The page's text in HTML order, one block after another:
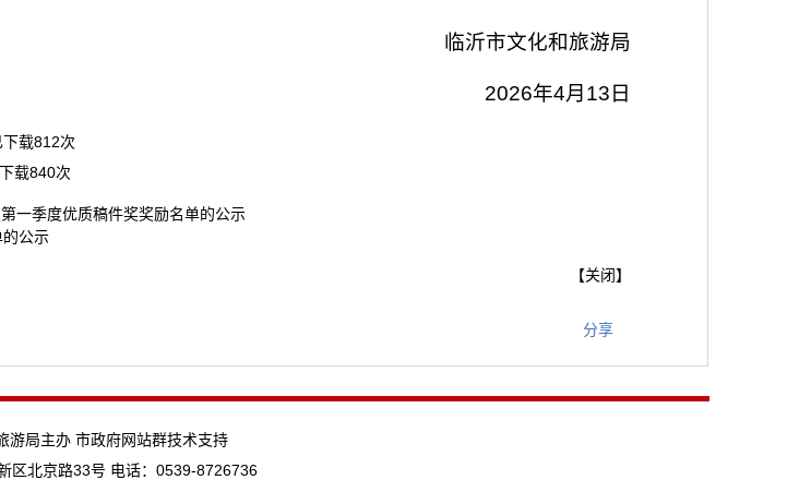
临沂市文化和旅游局
2026年4月13日
下载812次
载840次
一季度优质稿件奖奖励名单的公示
公示
【关闭】
分享
游局主办 市政府网站群技术支持
区北京路33号 电话：0539-8726736